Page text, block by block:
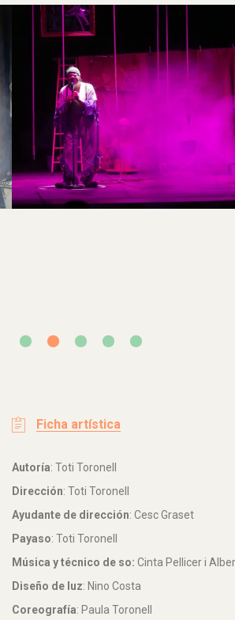
Ficha artística
Autoría: Toti Toronell
Dirección: Toti Toronell
Ayudante de dirección: Cesc Graset
Payaso: Toti Toronell
Música y técnico de so: Cinta Pellicer i
Diseño de luz: Nino Costa
Coreografía: Paula Toronell